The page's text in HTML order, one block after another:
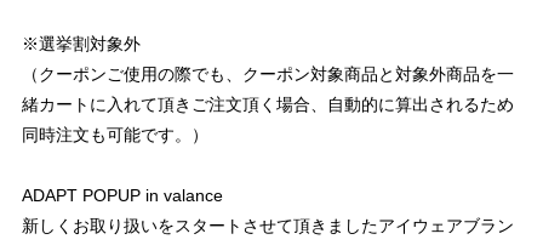
※選挙割対象外
（クーポンご使用の際でも、クーポン対象商品と対象外商品を一
緒カートに入れて頂きご注文頂く場合、自動的に算出されるため
同時注文も可能です。）
ADAPT POPUP in valance
新しくお取り扱いをスタートさせて頂きましたアイウェアブラン